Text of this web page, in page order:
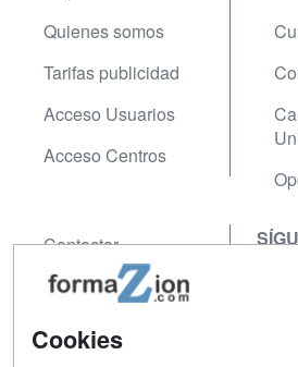
Quienes somos
Tarifas publicidad
Acceso Usuarios
Acceso Centros
Contactar
Confidencialidad
Aviso legal
Cookies